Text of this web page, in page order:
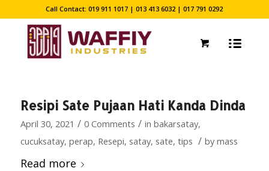
Call Contact: 019 911 1017 | 013 413 6032 | 017 791 0292
Resipi Sate Pujaan Hati Kanda Dinda
April 30, 2021 / 0 Comments / in bakarsatay,
cucuksatay, perap, Resepi, satay, sate, tips / by mass
Read more